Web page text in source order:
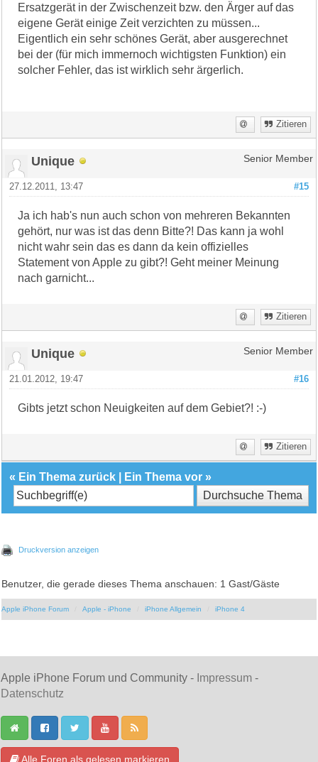
Ersatzgerät in der Zwischenzeit bzw. den Ärger auf das
eigene Gerät einige Zeit verzichten zu müssen...
Eigentlich ein sehr schönes Gerät, aber ausgerechnet
bei der (für mich immernoch wichtigsten Funktion) ein
solcher Fehler, das ist wirklich sehr ärgerlich.
Zitieren
Unique Senior Member
#15
27.12.2011, 13:47
Ja ich hab's nun auch schon von mehreren Bekannten
gehört, nur was ist das denn Bitte?! Das kann ja wohl
nicht wahr sein das es dann da kein offizielles
Statement von Apple zu gibt?! Geht meiner Meinung
nach garnicht...
Zitieren
Unique Senior Member
#16
21.01.2012, 19:47
Gibts jetzt schon Neuigkeiten auf dem Gebiet?! :-)
Zitieren
« Ein Thema zurück Ein Thema vor »
Druckversion anzeigen
Benutzer, die gerade dieses Thema anschauen: 1 Gast/Gäste
Apple iPhone Forum Apple - iPhone iPhone Allgemein iPhone 4
Apple iPhone Forum und Community - Impressum -
Datenschutz
Alle Foren als gelesen markieren